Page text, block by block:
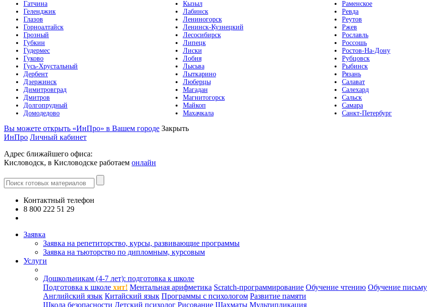
Гатчина
Геленджик
Глазов
Горноалтайск
Грозный
Губкин
Гудермес
Гуково
Гусь-Хрустальный
Дербент
Дзержинск
Димитровград
Дмитров
Долгопрудный
Домодедово
Кызыл
Лабинск
Лениногорск
Ленинск-Кузнецкий
Лесосибирск
Липецк
Лиски
Лобня
Лысьва
Лыткарино
Люберцы
Магадан
Магнитогорск
Майкоп
Махачкала
Раменское
Ревда
Реутов
Ржев
Рославль
Россошь
Ростов-На-Дону
Рубцовск
Рыбинск
Рязань
Салават
Салехард
Сальск
Самара
Санкт-Петербург
Вы можете открыть «ИнПро» в Вашем городе Закрыть
ИнПро Личный кабинет
Адрес ближайшего офиса:
Кисловодск, в Кисловодске работаем онлайн
Контактный телефон
8 800 222 51 29
Заявка
Заявка на репетиторство, курсы, развивающие программы
Заявка на тьюторство по дипломным, курсовым
Услуги
Дошкольникам (4-7 лет): подготовка к школе
Подготовка к школе хит! Ментальная арифметика Scratch-программирование Обучение чтению Обучение письму
Английский язык Китайский язык Программы с психологом Развитие памяти
Школа безопасности Детский психолог Рисование Шахматы Мультипликация